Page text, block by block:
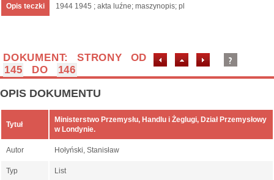
Opis teczki 1944 1945 ; akta luźne; maszynopis; pl
DOKUMENT: STRONY OD
145
DO 146
OPIS DOKUMENTU
Tytuł
Ministerstwo Przemysłu, Handlu i Żeglugi, Dział Przemysłowy
w Londynie.
Autor Hołyński, Stanisław
Typ List